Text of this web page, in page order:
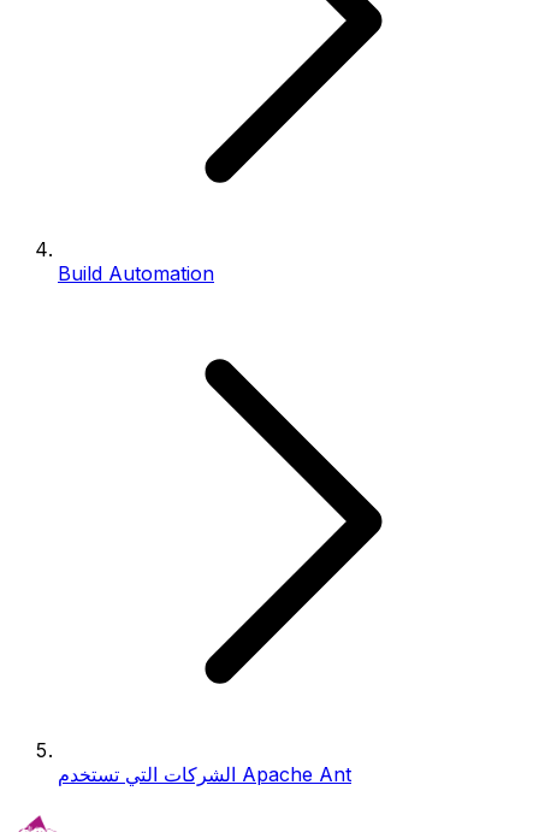
Build Automation
الشركات التي تستخدم Apache Ant